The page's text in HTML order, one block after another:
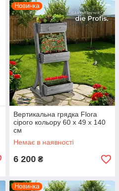
Новинка
Вертикальна грядка Flora
сірого кольору 60 x 49 x 140
см
Немає в наявності
6 200 ₴
Новинка